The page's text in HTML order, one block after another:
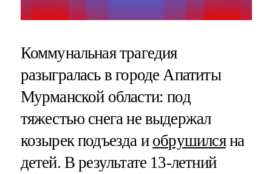
Коммунальная трагедия
разыгралась в городе Апатиты
Мурманской области: под
тяжестью снега не выдержал
козырек подъезда и обрушилсяна
детей. В результате 13-летний